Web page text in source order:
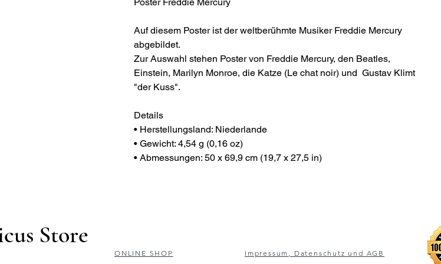
Auf diesem Poster ist der weltberühmte Musiker Freddie Mercury
abgebildet.
Zur Auswahl stehen Poster von Freddie Mercury, den Beatles,
Einstein, Marilyn Monroe, die Katze (Le chat noir) und Gustav Klimt
"der Kuss".
Details
• Herstellungsland: Niederlande
• Gewicht: 4,54 g (0,16 oz)
• Abmessungen: 50 x 69,9 cm (19,7 x 27,5 in)
Store
ONLINE SHOP Impressum, Datenschutz und AGB